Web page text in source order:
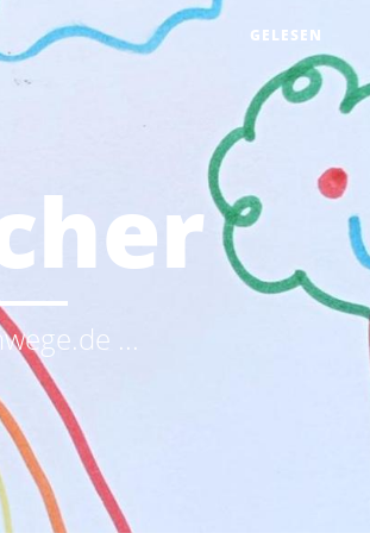
GELESEN
...